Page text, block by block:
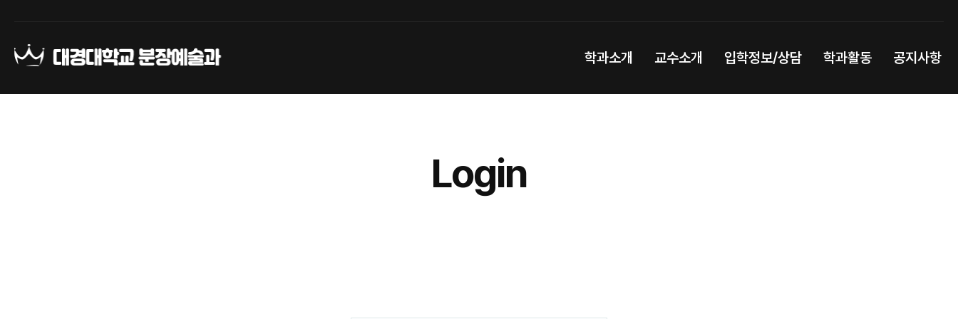
학과소개 교수소개 입학정보/상담 학과활동 공지사항
Login